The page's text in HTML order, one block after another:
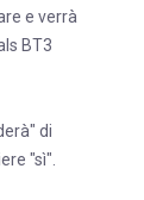
e verrà
BT3
di
"sì".